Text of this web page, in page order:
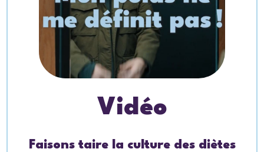
Vidéo
Faisons taire la culture des diètes